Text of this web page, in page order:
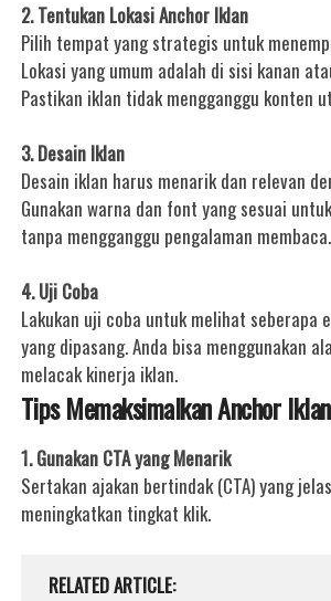
2. Tentukan Lokasi Anchor Iklan
Pilih tempat yang strategis untuk
Lokasi yang umum adalah di sisi kanan
Pastikan iklan tidak mengganggu konten
3. Desain Iklan
Desain iklan harus menarik dan relevan
Gunakan warna dan font yang sesuai
tanpa mengganggu pengalaman membaca.
4. Uji Coba
Lakukan uji coba untuk melihat seberapa
yang dipasang. Anda bisa menggunakan
melacak kinerja iklan.
Tips Memaksimalkan Anchor Iklan
1. Gunakan CTA yang Menarik
Sertakan ajakan bertindak (CTA) yang
meningkatkan tingkat klik.
RELATED ARTICLE